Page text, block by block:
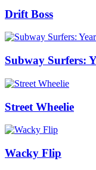
Drift Boss
Subway Surfers:
Street Wheelie
Wacky Flip